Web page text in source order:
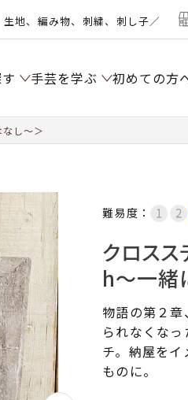
生地、編み物、刺繍、刺し子／
手芸を学ぶ 初めての方
し～＞
難易度：
クロス
h～一緒
物語の第２
られなくな
チ。納屋を
ものに。